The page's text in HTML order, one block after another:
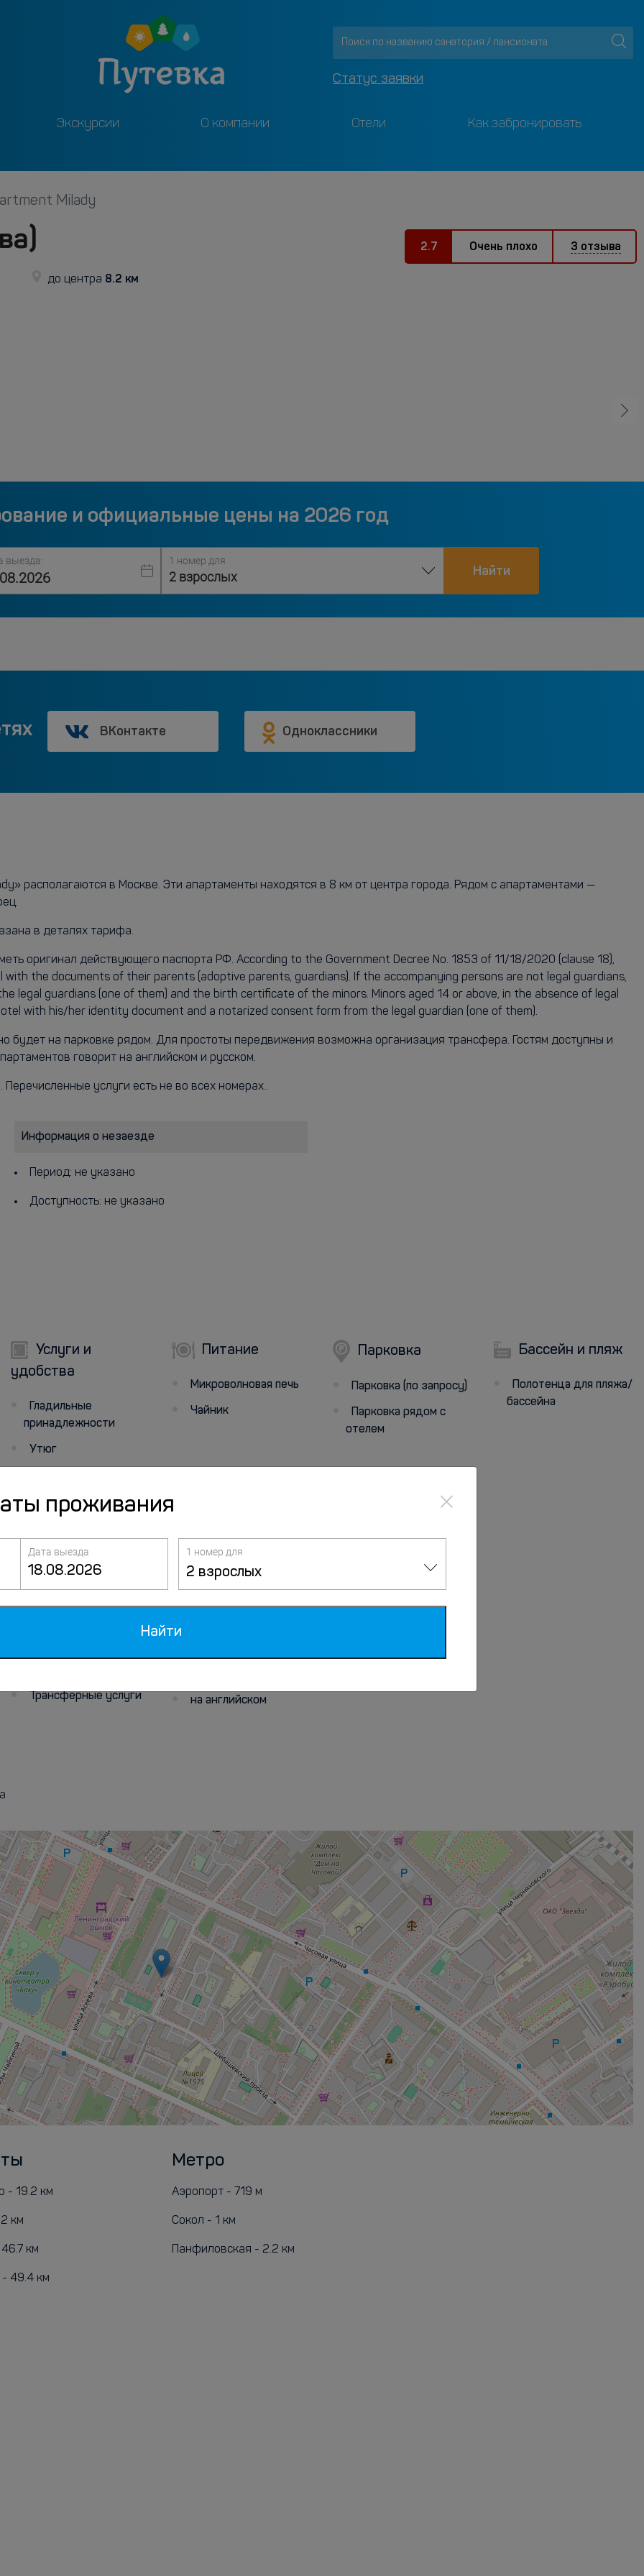
Статус заявки
Экскурсии О компании Отели Как забронировать
Milady
до центра 8.2 км
2.7 Очень плохо 3 отзыва
и официальные цены на 2026 год
выезда: 1 номер для
2 взрослых Найти
ВКонтакте Одноклассники
располагаются в Москве. Эти апартаменты находятся в 8 км от центра города. Рядом с апартаментами —
в деталях тарифа.
оригинал действующего паспорта РФ. According to the Government Decree No. 1853 of 11/18/2020 (clause 18),
the documents of their parents (adoptive parents, guardians). If the accompanying persons are not legal guardians,
legal guardians (one of them) and the birth certificate of the minors. Minors aged 14 or above, in the absence of legal
with his/her identity document and a notarized consent form from the legal guardian (one of them).
будет на парковке рядом. Для простоты передвижения возможна организация трансфера. Гостям доступны и
говорит на английском и русском.
услуги есть не во всех номерах..
Информация о незаезде
Период: не указано
Доступность: не указано
Услуги и
удобства
Гладильные
принадлежности
Утюг
Питание
Микроволновая печь
Чайник
Парковка
Парковка (по запросу)
Парковка рядом с
отелем
Бассейн и пляж
Полотенца для пляжа/
бассейна
Трансферные услуги
говорит
на английском
- 19.2 км
км
км
49.4 км
Метро
Аэропорт - 719 м
Сокол - 1 км
Панфиловская - 2.2 км
проживания ×
Дата выезда 1 номер для
2 взрослых
Найти